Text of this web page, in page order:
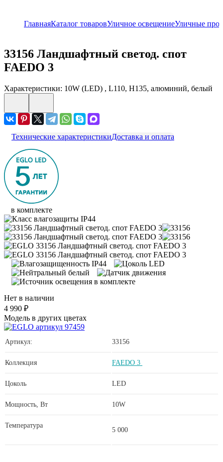
ГлавнаяКаталог товаровУличное освещениеУличные
33156 Ландшафтный светод. спот
FAEDO 3
Характеристики: 10W (LED) , L110, H135, алюминий, белый
Технические характеристикиДоставка и оплата
в комплекте
Нет в наличии
4 990 ₽
Модель в других цветах
Артикул: 33156
Коллекция FAEDO 3
Цоколь LED
Мощность, Вт 10W
Температура
5 000